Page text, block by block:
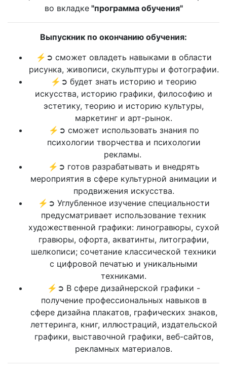
во вкладке"программа обучения"
Выпускник по окончанию обучения:
⚡➲ сможет овладеть навыками в области
рисунка, живописи, скульптуры и фотографии.
⚡➲ будет знать историю и теорию
искусства, историю графики, философию и
эстетику, теорию и историю культуры,
маркетинг и арт-рынок.
⚡➲ сможет использовать знания по
психологии творчества и психологии
рекламы.
⚡➲ готов разрабатывать и внедрять
мероприятия в сфере культурной анимации и
продвижения искусства.
⚡➲ Углубленное изучение специальности
предусматривает использование техник
художественной графики: линогравюры, сухой
гравюры, офорта, акватинты, литографии,
шелкописи; сочетание классической техники
с цифровой печатью и уникальными
техниками.
⚡➲ В сфере дизайнерской графики -
получение профессиональных навыков в
сфере дизайна плакатов, графических знаков,
леттеринга, книг, иллюстраций, издательской
графики, выставочной графики, веб-сайтов,
рекламных материалов.